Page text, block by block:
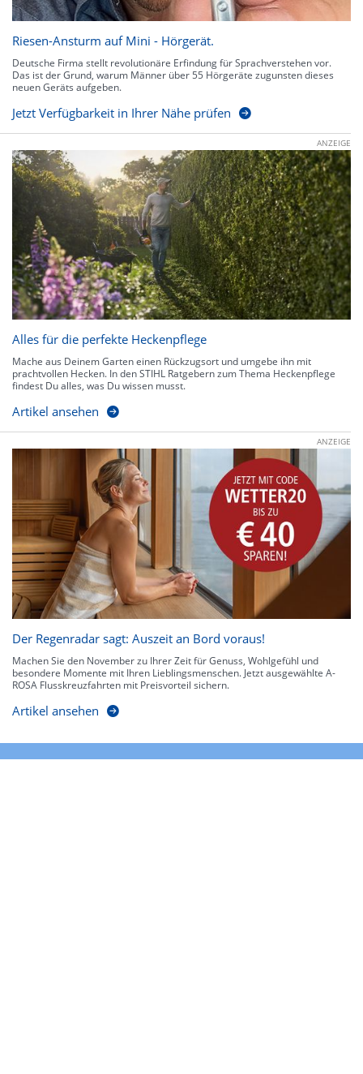
Riesen-Ansturm auf Mini - Hörgerät.
Deutsche Firma stellt revolutionäre Erfindung für Sprachverstehen vor.
Das ist der Grund, warum Männer über 55 Hörgeräte zugunsten dieses
neuen Geräts aufgeben.
Jetzt Verfügbarkeit in Ihrer Nähe prüfen
ANZEIGE
Alles für die perfekte Heckenpflege
Mache aus Deinem Garten einen Rückzugsort und umgebe ihn mit
prachtvollen Hecken. In den STIHL Ratgebern zum Thema Heckenpflege
findest Du alles, was Du wissen musst.
Artikel ansehen
ANZEIGE
Der Regenradar sagt: Auszeit an Bord voraus!
Machen Sie den November zu Ihrer Zeit für Genuss, Wohlgefühl und
besondere Momente mit Ihren Lieblingsmenschen. Jetzt ausgewählte A-
ROSA Flusskreuzfahrten mit Preisvorteil sichern.
Artikel ansehen